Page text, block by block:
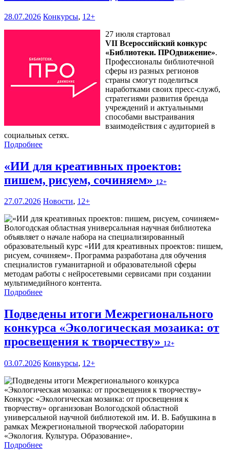
28.07.2026 Конкурсы, 12+
27 июля стартовал
VII Всероссийский конкурс
«Библиотеки. ПРОдвижение».
Профессионалы библиотечной
сферы из разных регионов
страны смогут поделиться
наработками своих пресс-служб,
стратегиями развития бренда
учреждений и актуальными
способами выстраивания
взаимодействия с аудиторией в
социальных сетях.
Подробнее
«ИИ для креативных проектов:
пишем, рисуем, сочиняем» 12+
27.07.2026 Новости, 12+
Вологодская областная универсальная научная библиотека
объявляет о начале набора на специализированный
образовательный курс «ИИ для креативных проектов: пишем,
рисуем, сочиняем». Программа разработана для обучения
специалистов гуманитарной и образовательной сферы
методам работы с нейросетевыми сервисами при создании
мультимедийного контента.
Подробнее
Подведены итоги Межрегионального
конкурса «Экологическая мозаика: от
просвещения к творчеству» 12+
03.07.2026 Конкурсы, 12+
Конкурс «Экологическая мозаика: от просвещения к
творчеству» организован Вологодской областной
универсальной научной библиотекой им. И. В. Бабушкина в
рамках Межрегиональной творческой лаборатории
«Экология. Культура. Образование».
Подробнее